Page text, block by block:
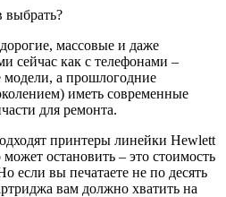
массовые и даже
сейчас как с телефонами –
а прошлогодние
иметь современные
для ремонта.
принтеры линейки Hewlett
остановить – это стоимость
если вы печатаете не по десять
вам должно хватить на